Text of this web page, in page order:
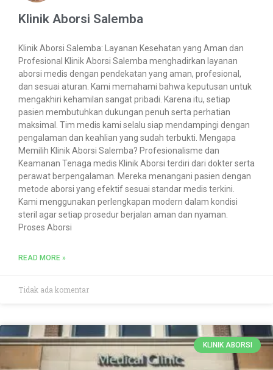
Klinik Aborsi Salemba
Klinik Aborsi Salemba: Layanan Kesehatan yang Aman dan
Profesional Klinik Aborsi Salemba menghadirkan layanan
aborsi medis dengan pendekatan yang aman, profesional,
dan sesuai aturan. Kami memahami bahwa keputusan untuk
mengakhiri kehamilan sangat pribadi. Karena itu, setiap
pasien membutuhkan dukungan penuh serta perhatian
maksimal. Tim medis kami selalu siap mendampingi dengan
pengalaman dan keahlian yang sudah terbukti. Mengapa
Memilih Klinik Aborsi Salemba? Profesionalisme dan
Keamanan Tenaga medis Klinik Aborsi terdiri dari dokter serta
perawat berpengalaman. Mereka menangani pasien dengan
metode aborsi yang efektif sesuai standar medis terkini.
Kami menggunakan perlengkapan modern dalam kondisi
steril agar setiap prosedur berjalan aman dan nyaman.
Proses Aborsi
READ MORE »
Tidak ada komentar
KLINIK ABORSI